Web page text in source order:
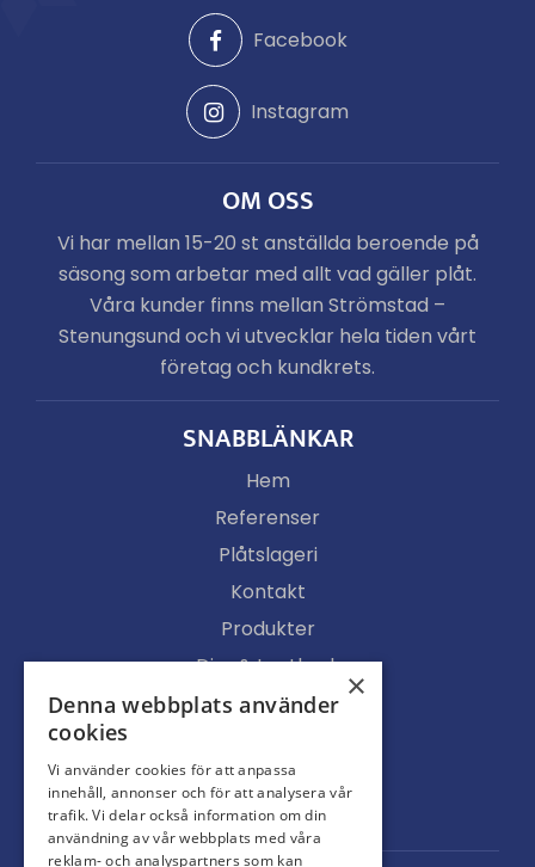
Facebook
Instagram
OM OSS
Vi har mellan 15-20 st anställda beroende på
säsong som arbetar med allt vad gäller plåt.
Våra kunder finns mellan Strömstad –
Stenungsund och vi utvecklar hela tiden vårt
företag och kundkrets.
SNABBLÄNKAR
Hem
Referenser
Plåtslageri
Kontakt
Produkter
Djur & Lantbruk
Köpvillkor
Ljusgenomsläpp
Portar
×
Denna webbplats använder
cookies
Vi använder cookies för att anpassa
innehåll, annonser och för att analysera vår
trafik. Vi delar också information om din
användning av vår webbplats med våra
reklam- och analyspartners som kan